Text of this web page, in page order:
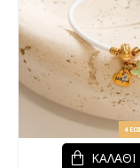
4
ΚΑΛΆΘΙ